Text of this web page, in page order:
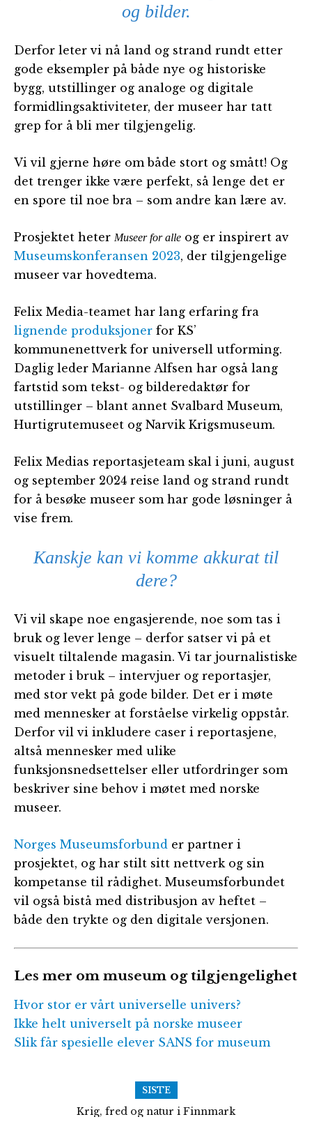
og bilder.
Derfor leter vi nå land og strand rundt etter
gode eksempler på både nye og historiske
bygg, utstillinger og analoge og digitale
formidlingsaktiviteter, der museer har tatt
grep for å bli mer tilgjengelig.
Vi vil gjerne høre om både stort og smått! Og
det trenger ikke være perfekt, så lenge det er
en spore til noe bra – som andre kan lære av.
Prosjektet heter Museer for alle og er inspirert av
Museumskonferansen 2023, der tilgjengelige
museer var hovedtema.
Felix Media-teamet har lang erfaring fra
lignende produksjoner for KS’
kommunenettverk for universell utforming.
Daglig leder Marianne Alfsen har også lang
fartstid som tekst- og bilderedaktør for
utstillinger – blant annet Svalbard Museum,
Hurtigrutemuseet og Narvik Krigsmuseum.
Felix Medias reportasjeteam skal i juni, august
og september 2024 reise land og strand rundt
for å besøke museer som har gode løsninger å
vise frem.
Kanskje kan vi komme akkurat til
dere?
Vi vil skape noe engasjerende, noe som tas i
bruk og lever lenge – derfor satser vi på et
visuelt tiltalende magasin. Vi tar journalistiske
metoder i bruk – intervjuer og reportasjer,
med stor vekt på gode bilder. Det er i møte
med mennesker at forståelse virkelig oppstår.
Derfor vil vi inkludere caser i reportasjene,
altså mennesker med ulike
funksjonsnedsettelser eller utfordringer som
beskriver sine behov i møtet med norske
museer.
Norges Museumsforbund er partner i
prosjektet, og har stilt sitt nettverk og sin
kompetanse til rådighet. Museumsforbundet
vil også bistå med distribusjon av heftet –
både den trykte og den digitale versjonen.
Les mer om museum og tilgjengelighet
Hvor stor er vårt universelle univers?
Ikke helt universelt på norske museer
Slik får spesielle elever SANS for museum
SISTE
Krig, fred og natur i Finnmark
Følg med på Frolands Verk